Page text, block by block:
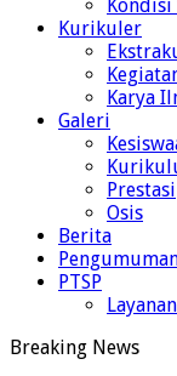
Kondisi
Kurikuler
Karya
Galeri
Prestasi
Osis
Berita
PTSP
Breaking News